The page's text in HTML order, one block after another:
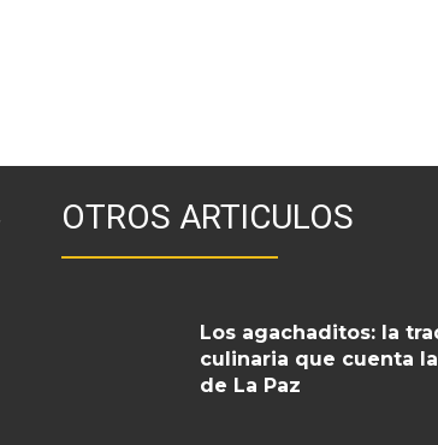
OTROS ARTICULOS
Los agachaditos: la
culinaria que cuenta
de La Paz